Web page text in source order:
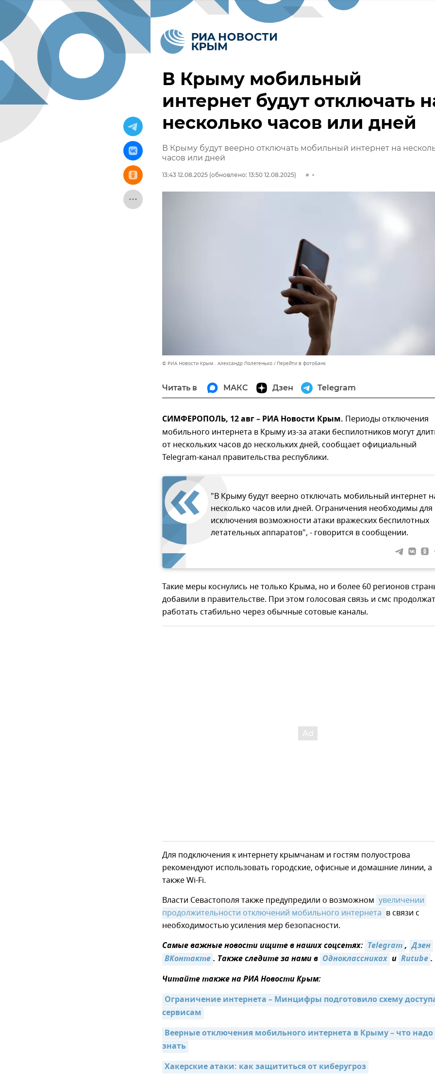
В Крыму мобильный
интернет будут отключать
несколько часов или дней
В Крыму будут веерно отключать мобильный интернет на
часов или дней
13:43 12.08.2025 (обновлено: 13:50 12.08.2025)
© РИА Новости Крым . Александр Полегенько Перейти в фотобанк
Читать в МАКС Дзен Telegram
СИМФЕРОПОЛЬ, 12 авг – РИА Новости Крым. Периоды отключения
мобильного интернета в Крыму из-за атаки беспилотников могут
от нескольких часов до нескольких дней, сообщает официальный
Telegram-канал правительства республики.
"В Крыму будут веерно отключать мобильный интернет
несколько часов или дней. Ограничения необходимы для
исключения возможности атаки вражеских беспилотных
летательных аппаратов", - говорится в сообщении.
Такие меры коснулись не только Крыма, но и более 60 регионов
добавили в правительстве. При этом голосовая связь и смс продолжат
работать стабильно через обычные сотовые каналы.
Для подключения к интернету крымчанам и гостям полуострова
рекомендуют использовать городские, офисные и домашние линии, а
также Wi-Fi.
Власти Севастополя также предупредили о возможном увеличении
продолжительности отключений мобильного интернета в связи с
необходимостью усиления мер безопасности.
Самые важные новости ищите в наших соцсетях: Telegram, Дзен
ВКонтакте. Также следите за нами в Одноклассниках и Rutube.
Читайте также на РИА Новости Крым:
Ограничение интернета – Минцифры подготовило схему
сервисам
Веерные отключения мобильного интернета в Крыму – что надо
знать
Хакерские атаки: как защититься от киберугроз